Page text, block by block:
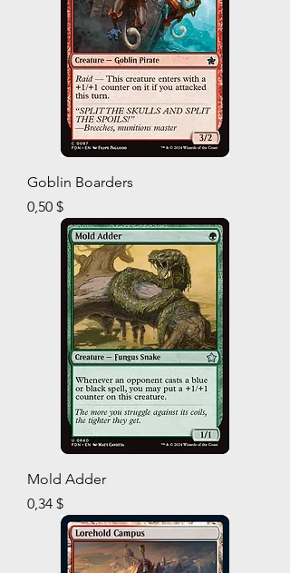
Goblin Boarders
Prix
0,50 $
Mold Adder
Prix
0,34 $